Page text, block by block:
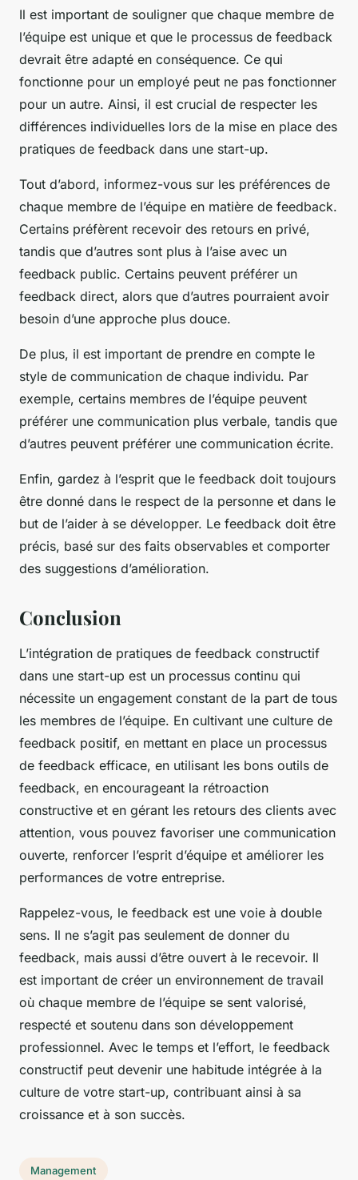
Il est important de souligner que chaque membre de
l’équipe est unique et que le processus de feedback
devrait être adapté en conséquence. Ce qui
fonctionne pour un employé peut ne pas fonctionner
pour un autre. Ainsi, il est crucial de respecter les
différences individuelles lors de la mise en place des
pratiques de feedback dans une start-up.
Tout d’abord, informez-vous sur les préférences de
chaque membre de l’équipe en matière de feedback.
Certains préfèrent recevoir des retours en privé,
tandis que d’autres sont plus à l’aise avec un
feedback public. Certains peuvent préférer un
feedback direct, alors que d’autres pourraient avoir
besoin d’une approche plus douce.
De plus, il est important de prendre en compte le
style de communication de chaque individu. Par
exemple, certains membres de l’équipe peuvent
préférer une communication plus verbale, tandis que
d’autres peuvent préférer une communication écrite.
Enfin, gardez à l’esprit que le feedback doit toujours
être donné dans le respect de la personne et dans le
but de l’aider à se développer. Le feedback doit être
précis, basé sur des faits observables et comporter
des suggestions d’amélioration.
Conclusion
L’intégration de pratiques de feedback constructif
dans une start-up est un processus continu qui
nécessite un engagement constant de la part de tous
les membres de l’équipe. En cultivant une culture de
feedback positif, en mettant en place un processus
de feedback efficace, en utilisant les bons outils de
feedback, en encourageant la rétroaction
constructive et en gérant les retours des clients avec
attention, vous pouvez favoriser une communication
ouverte, renforcer l’esprit d’équipe et améliorer les
performances de votre entreprise.
Rappelez-vous, le feedback est une voie à double
sens. Il ne s’agit pas seulement de donner du
feedback, mais aussi d’être ouvert à le recevoir. Il
est important de créer un environnement de travail
où chaque membre de l’équipe se sent valorisé,
respecté et soutenu dans son développement
professionnel. Avec le temps et l’effort, le feedback
constructif peut devenir une habitude intégrée à la
culture de votre start-up, contribuant ainsi à sa
croissance et à son succès.
Management